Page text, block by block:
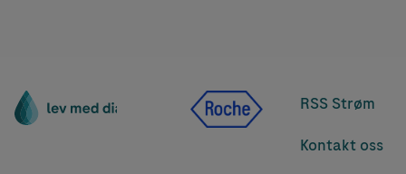
RSS Strøm
Kontakt oss